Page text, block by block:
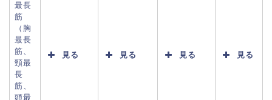
最長
筋
（胸
最長
筋、
頸最
長
筋、
頭最
見る 見る 見る 見る